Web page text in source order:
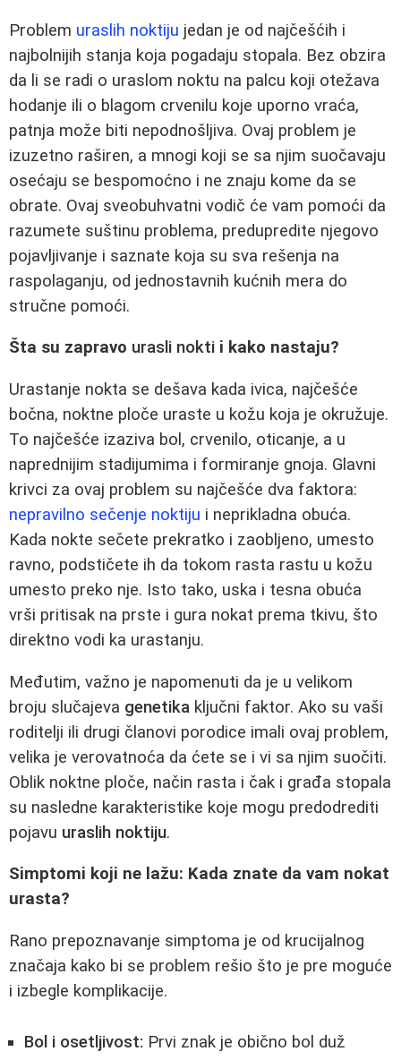
Problem uraslih noktiju jedan je od najčešćih i
najbolnijih stanja koja pogadaju stopala. Bez obzira
da li se radi o uraslom noktu na palcu koji otežava
hodanje ili o blagom crvenilu koje uporno vraća,
patnja može biti nepodnošljiva. Ovaj problem je
izuzetno raširen, a mnogi koji se sa njim suočavaju
osećaju se bespomoćno i ne znaju kome da se
obrate. Ovaj sveobuhvatni vodič će vam pomoći da
razumete suštinu problema, predupredite njegovo
pojavljivanje i saznate koja su sva rešenja na
raspolaganju, od jednostavnih kućnih mera do
stručne pomoći.
Šta su zapravo urasli nokti i kako nastaju?
Urastanje nokta se dešava kada ivica, najčešće
bočna, noktne ploče uraste u kožu koja je okružuje.
To najčešće izaziva bol, crvenilo, oticanje, a u
naprednijim stadijumima i formiranje gnoja. Glavni
krivci za ovaj problem su najčešće dva faktora:
nepravilno sečenje noktiju i neprikladna obuća.
Kada nokte sečete prekratko i zaobljeno, umesto
ravno, podstičete ih da tokom rasta rastu u kožu
umesto preko nje. Isto tako, uska i tesna obuća
vrši pritisak na prste i gura nokat prema tkivu, što
direktno vodi ka urastanju.
Međutim, važno je napomenuti da je u velikom
broju slučajeva genetika ključni faktor. Ako su vaši
roditelji ili drugi članovi porodice imali ovaj problem,
velika je verovatnoća da ćete se i vi sa njim suočiti.
Oblik noktne ploče, način rasta i čak i građa stopala
su nasledne karakteristike koje mogu predodrediti
pojavu uraslih noktiju.
Simptomi koji ne lažu: Kada znate da vam nokat
urasta?
Rano prepoznavanje simptoma je od krucijalnog
značaja kako bi se problem rešio što je pre moguće
i izbegle komplikacije.
Bol i osetljivost: Prvi znak je obično bol duž